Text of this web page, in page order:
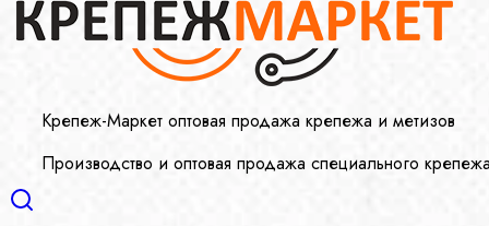
Крепеж-Маркет оптовая продажа крепежа и метизов
Производство и оптовая продажа специального